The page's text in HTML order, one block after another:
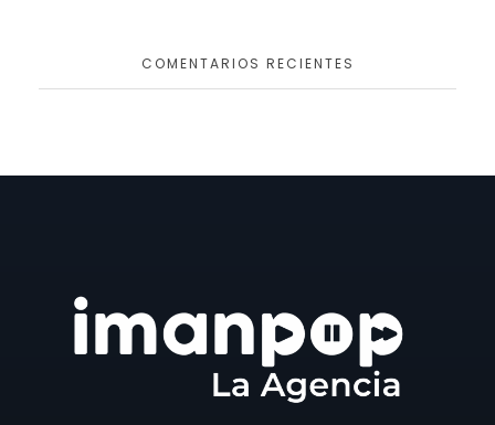
COMENTARIOS RECIENTES